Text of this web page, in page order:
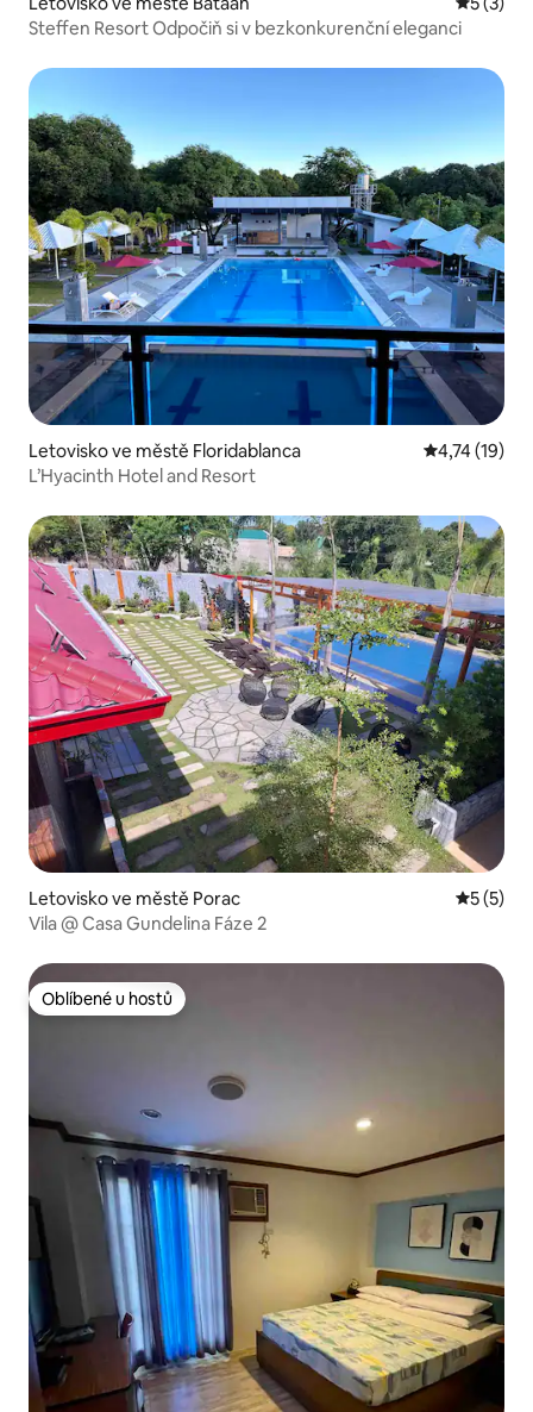
Steffen Resort Odpočiň si v bezkonkurenční eleganci
Letovisko ve městě Floridablanca Průměrné
4,74 (19)
L’Hyacinth Hotel and Resort
Letovisko ve městě Porac
5 (5)
Vila @ Casa Gundelina Fáze 2
Oblíbené u hostů
Oblíbené u hostů